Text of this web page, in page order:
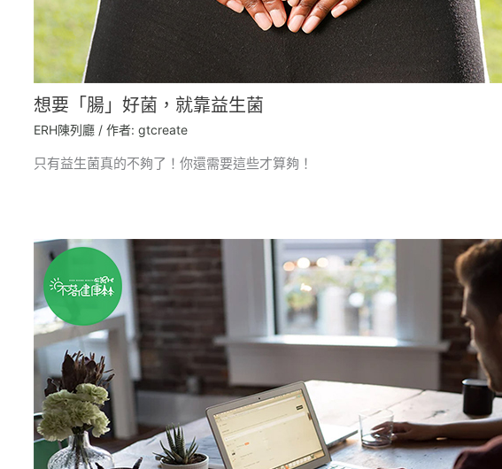
想要「腸」好菌，就靠益生菌
ERH陳列廳/ 作者: gtcreate
只有益生菌真的不夠了！你還需要這些才算夠！